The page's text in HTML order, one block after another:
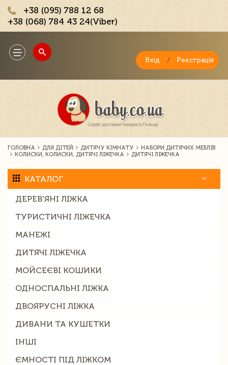
+38 (095) 788 12 68
+38 (068) 784 43 24(Viber)
Toggle
navigation
Вхід / Реєстрація
ГОЛОВНА ДЛЯ ДІТЕЙ ДИТЯЧУ КІМНАТУ
НАБОРИ ДИТЯЧИХ МЕБЛІВ
КОЛИСКИ, КОЛИСКИ, ДИТЯЧІ ЛІЖЕЧКА
ДИТЯЧІ ЛІЖЕЧКА
КАТАЛОГ
ДЕРЕВ'ЯНІ ЛІЖКА
ТУРИСТИЧНІ ЛІЖЕЧКА
МАНЕЖІ
ДИТЯЧІ ЛІЖЕЧКА
МОЙСЕЄВІ КОШИКИ
ОДНОСПАЛЬНІ ЛІЖКА
ДВОЯРУСНІ ЛІЖКА
ДИВАНИ ТА КУШЕТКИ
ІНШІ
ЄМНОСТІ ПІД ЛІЖКОМ